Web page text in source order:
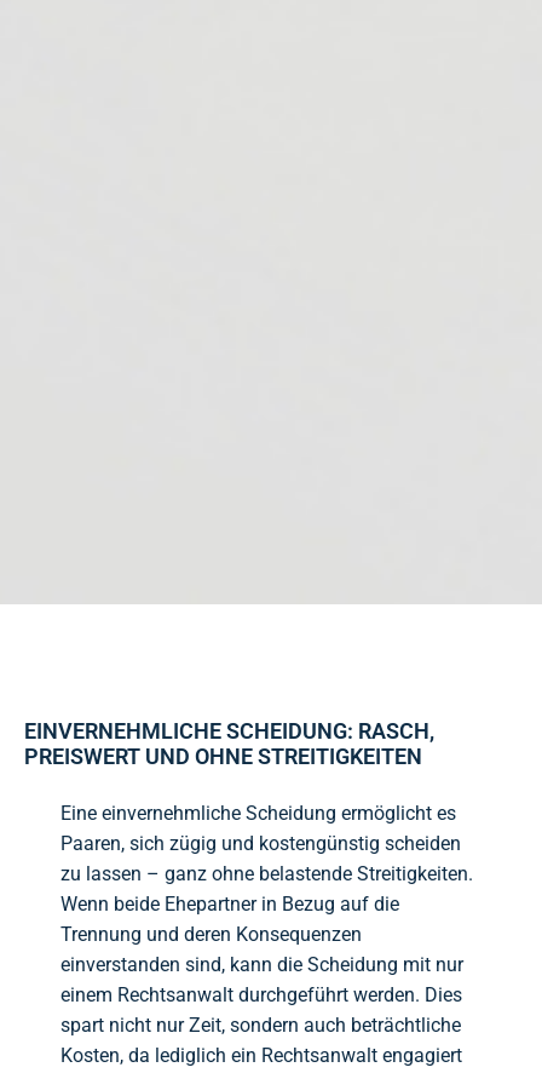
EINVERNEHMLICHE SCHEIDUNG: RASCH,
PREISWERT UND OHNE STREITIGKEITEN
Eine einvernehmliche Scheidung ermöglicht es
Paaren, sich zügig und kostengünstig scheiden
zu lassen – ganz ohne belastende Streitigkeiten.
Wenn beide Ehepartner in Bezug auf die
Trennung und deren Konsequenzen
einverstanden sind, kann die Scheidung mit nur
einem Rechtsanwalt durchgeführt werden. Dies
spart nicht nur Zeit, sondern auch beträchtliche
Kosten, da lediglich ein Rechtsanwalt engagiert